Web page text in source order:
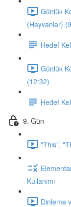
Günlük
(Hayvanlar)
Hedef
Günlük
(12:32)
Hedef
9. Gün
"This",
Kullanımı
Dinleme